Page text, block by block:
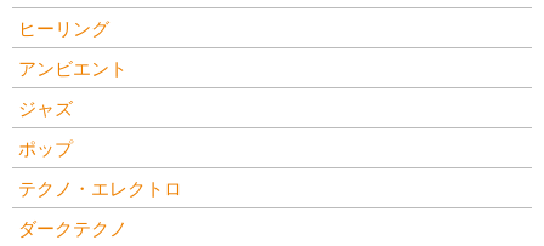
ヒーリング
アンビエント
ジャズ
ポップ
テクノ・エレクトロ
ダークテクノ